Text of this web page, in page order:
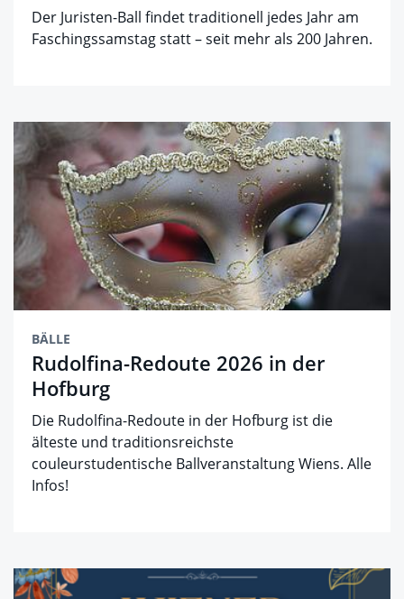
Der Juristen-Ball findet traditionell jedes Jahr am
Faschingssamstag statt – seit mehr als 200 Jahren.
BÄLLE
Rudolfina-Redoute 2026 in der
Hofburg
Die Rudolfina-Redoute in der Hofburg ist die
älteste und traditionsreichste
couleurstudentische Ballveranstaltung Wiens. Alle
Infos!